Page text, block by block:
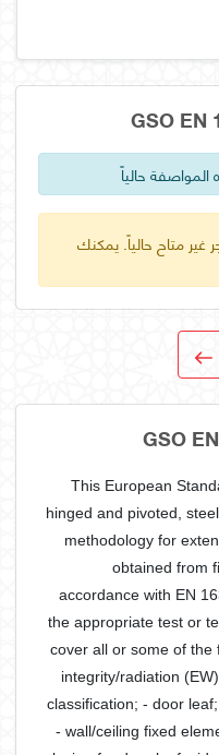
المواصفة حالياً
متاح حالياً. يمكنك
This European
hinged and pivoted,
methodology for
obtained from
accordance with EN
the appropriate test or
cover all or some of the
integrity/radiation
classification; - door
- wall/ceiling fixed